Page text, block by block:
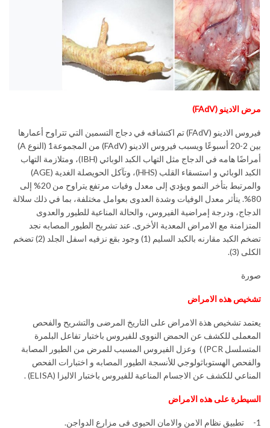
مرض الادينو (FAdV
)
فيروس الادينو (FAdV) تم اكتشافه في دجاج التسمين التي تتراوح أعمارها
بين 2-20 أسبوعًا ويسبب فيروس الادينو (FAdV) من المجموعة1 (النوع A)
أمراضًا هامه في الدجاج مثل التهاب الكبد الوبائي (IBH)، ومتلازمة التهاب
الكبد الوبائي و استسقاء القلب (HHS)، وتآكل الحويصلة الغدية (AGE)
والمرتبط بتأخر النمو ويؤدي إلى معدل وفيات مرتفع يتراوح من 20% إلى
80%. يتأثر معدل الوفيات وشدة العدوى بعوامل مختلفة، بما في ذلك سلالة
الدجاج، ودرجة إمراضية الفيروس، والحالة المناعية للطيور والعدوى
المتزامنة مع الامراض المعدية الأخرى. عند تشريح الطيور المصابه نجد
تضخم الكبد مقارنه بالكبد السليم (1) وجود بقع نزفيه اسفل الجلد (2) تضخم
الكلى (3).
صورة
تشخيص هذه الامراض
یعتمد تشخیص هذة الامراض على التاريخ المرضى والتشريح والفحص
المعملى للكشف عن الحمض النووى للفیروس باختبار تفاعل البلمرة
المتسلسل PCR) ) وعزل الفیروس المسبب للمرض من الطیور المصابة
والفحص الهستوباثولوجي للأنسجة الطيور المصابه و اختبارات الفحص
المناعي للكشف عن الاجسام المناعیة للفیروس باختبار الالیزا (ELISA) .
السیطرة على هذه الامراض
1- تطبيق نظام الامن والامان الحيوى فى مزارع الدواجن.